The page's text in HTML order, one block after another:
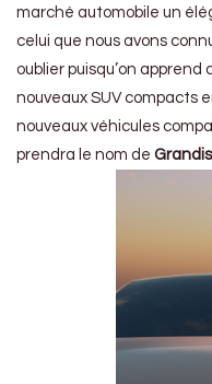
marché automobile un
celui que nous avons
oublier puisqu’on
nouveaux SUV compacts
nouveaux véhicules
prendra le nom de Grandis